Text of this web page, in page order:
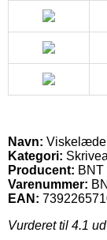
Navn:
Kategori:
Producent: BNT
Varenummer:
EAN:
Vurderet til 4.1